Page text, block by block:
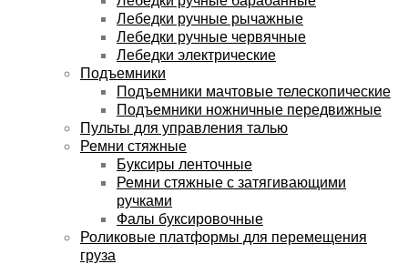
Лебедки ручные рычажные
Лебедки ручные червячные
Лебедки электрические
Подъемники
Подъемники мачтовые телескопические
Подъемники ножничные передвижные
Пульты для управления талью
Ремни стяжные
Буксиры ленточные
Ремни стяжные с затягивающими
ручками
Фалы буксировочные
Роликовые платформы для перемещения
груза